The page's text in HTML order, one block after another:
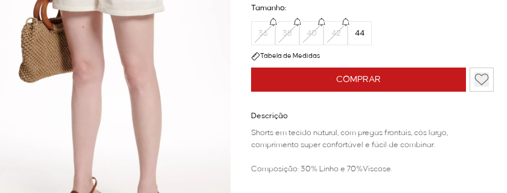
COMPRAR
Tamanho:
36 38 40 42 44
Tabela de Medidas
Descrição
Shorts em tecido natural, com pregas frontais, cós largo,
comprimento super confortável e fácil de combinar.
Composição: 30% Linho e 70%Viscose.